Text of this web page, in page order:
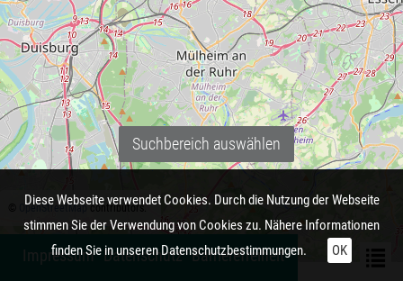
OpenStreetMapcontributors.
Suchbereich auswählen
Diese Webseite verwendet Cookies. Durch die Nutzung der Webseite
stimmen Sie der Verwendung von Cookies zu. Nähere Informationen
finden Sie in unserenDatenschutzbestimmungen. OK
Impressum Datenschutz Barrierefreiheit